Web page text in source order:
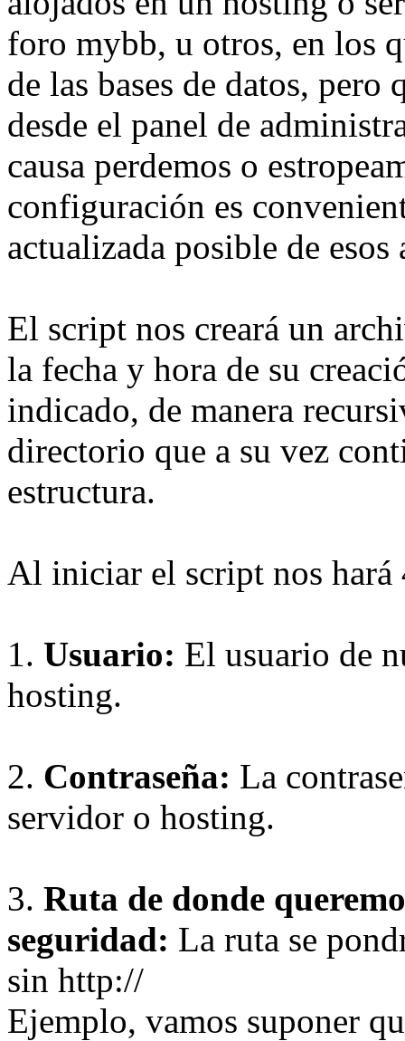
foro mybb, u otros, en los
de las bases de datos,
desde el panel de
causa perdemos o
configuración es
actualizada posible de esos
El script nos creará un
la fecha y hora de su
indicado, de manera
directorio que a su vez
estructura.
Al iniciar el script nos hará
1. Usuario: El usuario de
hosting.
2. Contraseña: La
servidor o hosting.
3. Ruta de donde
seguridad: La ruta se
sin http://
Ejemplo, vamos suponer